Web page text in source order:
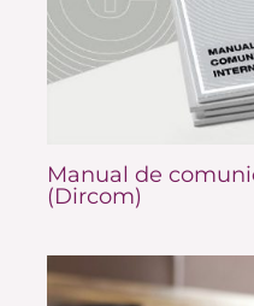
Manual de
(Dircom)